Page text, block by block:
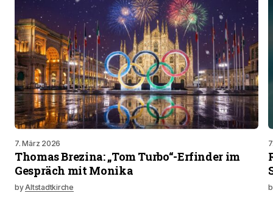
7. März 2026
Thomas Brezina: „Tom Turbo“-Erfinder im
Gespräch mit Monika
byAltstadtkirche